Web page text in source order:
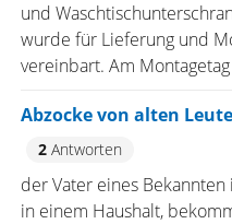
und
wurde für Lieferung und
vereinbart. Am
Abzocke von alten
2Antworten
der Vater eines
in einem Haushalt,